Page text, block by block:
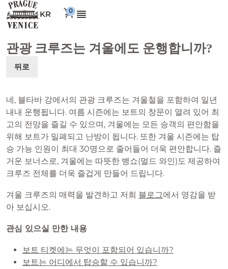
KR
관광 크루즈는 겨울에도 운행합니까?
뒤로
네, 블타바 강에서의 관광 크루즈는 겨울철을 포함하여 일년
내내 운행됩니다. 여름 시즌에는 보트의 창문이 열려 있어 최
고의 전망을 즐길 수 있으며, 겨울에는 모든 승객의 편안함을
위해 보트가 밀폐되고 난방이 됩니다. 또한 겨울 시즌에는 탑
승 가능 인원이 최대 30명으로 줄어들어 더욱 편안합니다. 즐
거운 보너스로, 겨울에는 따뜻한 뱅쇼(멀드 와인)도 제공하여
크루즈 전체를 더욱 즐겁게 만들어 드립니다.
겨울 크루즈의 매력을 발견하고 저희 블로그에서 영감을 받
아 보십시오.
관심 있으실 만한 내용
보트 티켓에는 무엇이 포함되어 있습니까?
보트는 어디에서 탑승할 수 있습니까?